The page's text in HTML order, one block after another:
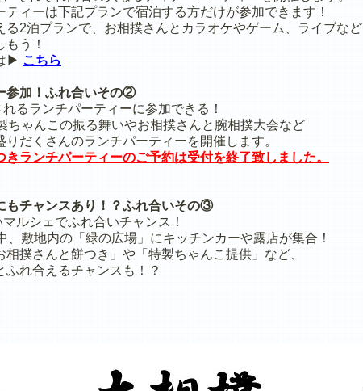
ーは下記プランで宿泊する方だけが参加できます！
プランで、お相撲さんとカラオケやゲーム、ライブなど
う！
▶ こちら
参加！ふれ合いその②
るランチパーティーに参加できる！
ゃんこの振る舞いやお相撲さんと腕相撲大会など
くさんのランチパーティーを開催します。
きランチパーティーのご予約は受付を終了致しました。
チャンスあり！？ふれ合いその③
ルシェでふれ合いチャンス！
敷地内の「緑の広場」にキッチンカーや露店が集合！
さんと餅つき」や「特製ちゃんこ提供」など、
合えるチャンスも！？